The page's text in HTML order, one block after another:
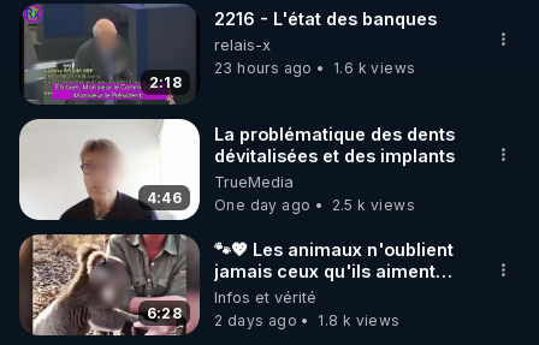
▶ 30 jours gratuit sur l’application de méditation et
de bien-être ENVOL :
Rendez-vous sur https://www.envol.app/code
le code : REGENERE
2:18
2216 - L'état des banques
relais-x
23 hours ago
1.6 k views
4:46
La problématique des dents
dévitalisées et des implants
TrueMedia
One day ago
2.5 k views
6:28
🐾💖 Les animaux n'oublient
jamais ceux qu'ils aiment…
🥹❤️
Infos et vérité
2 days ago
1.8 k views